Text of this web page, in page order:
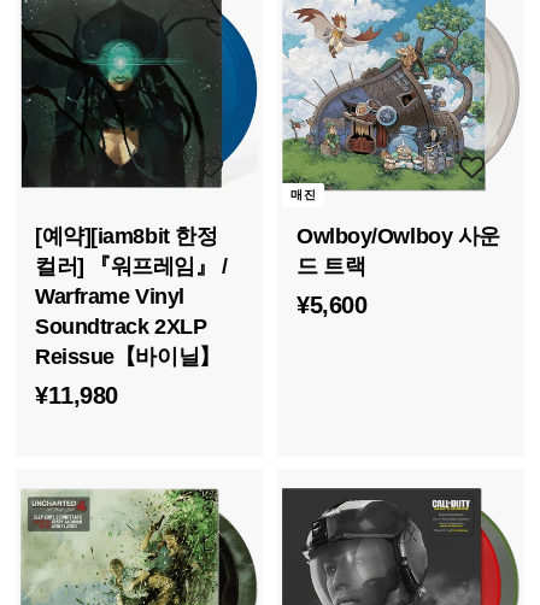
8
0
0
[예약][iam8bit 한정
컬러] 『워프레임』 /
Warframe Vinyl
Soundtrack 2XLP
Reissue【바이닐】
¥11,980¥
,
9
8
0
매진
Owlboy/Owlboy 사운
드 트랙
¥5,600¥